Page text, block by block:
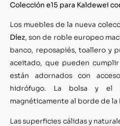
Colección e15 para Kaldewei
Los muebles de la nueva
Díez, son de roble europeo
banco, reposapiés, toallero y
aceitado, que pueden
están adornados con
hidrófugo. La bolsa y el
magnéticamente al borde de la
Las superficies cálidas y